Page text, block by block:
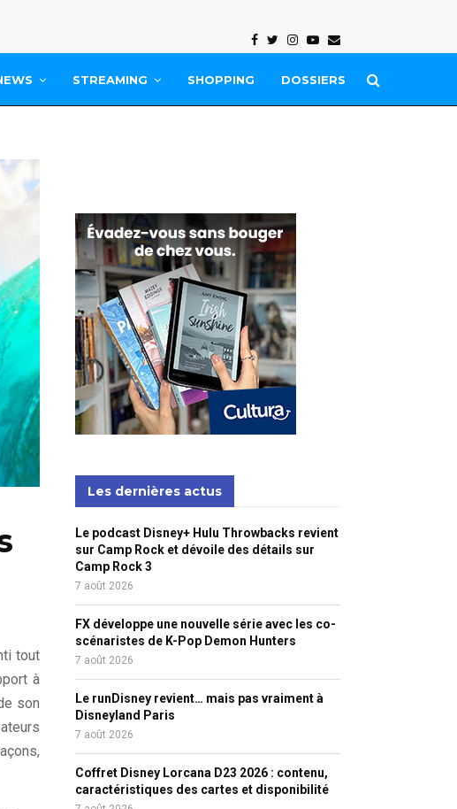
Facebook
Twitter
Instagram
Youtube
Email
STREAMING SHOPPING DOSSIERS
tout
à
son
Les dernières actus
Le podcast Disney+ Hulu Throwbacks revient
sur Camp Rock et dévoile des détails sur
Camp Rock 3
7 août 2026
FX développe une nouvelle série avec les co-
scénaristes de K-Pop Demon Hunters
7 août 2026
Le runDisney revient… mais pas vraiment à
Disneyland Paris
7 août 2026
Coffret Disney Lorcana D23 2026 : contenu,
caractéristiques des cartes et disponibilité